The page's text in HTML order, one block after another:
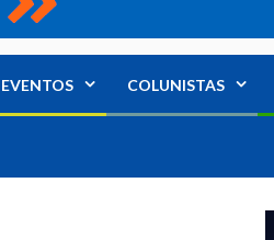
EVENTOS COLUNISTAS